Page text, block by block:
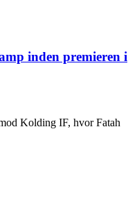
inden premieren i
Kolding IF, hvor Fatah